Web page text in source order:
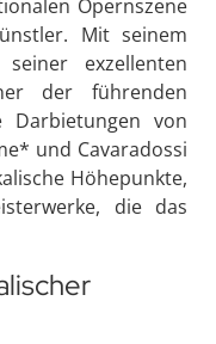
Opernszene
Mit seinem
exzellenten
der führenden
Darbietungen von
und Cavaradossi
Höhepunkte,
die das